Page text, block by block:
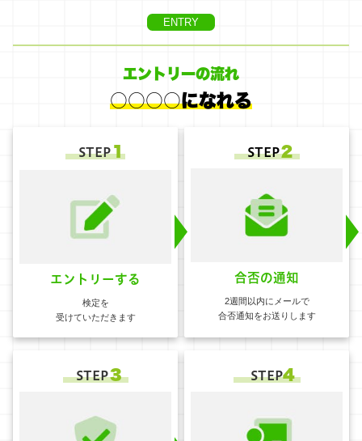
ENTRY
エントリーの流れ
○○○○になれる
STEP１
エントリーする
検定を
受けていただきます
STEP２
合否の通知
2週間以内にメールで
合否通知をお送りします
STEP３ STEP4